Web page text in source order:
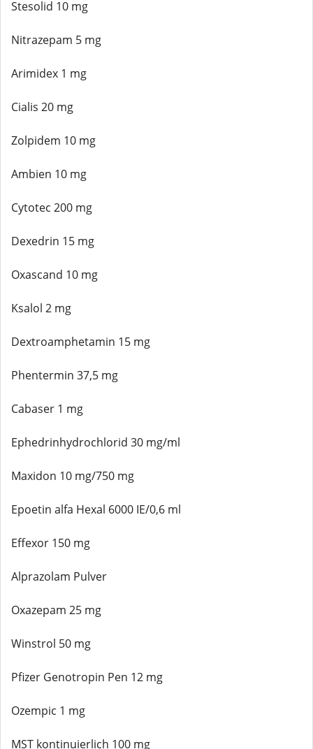
Stesolid 10 mg
Nitrazepam 5 mg
Arimidex 1 mg
Cialis 20 mg
Zolpidem 10 mg
Ambien 10 mg
Cytotec 200 mg
Dexedrin 15 mg
Oxascand 10 mg
Ksalol 2 mg
Dextroamphetamin 15 mg
Phentermin 37,5 mg
Cabaser 1 mg
Ephedrinhydrochlorid 30 mg/ml
Maxidon 10 mg/750 mg
Epoetin alfa Hexal 6000 IE/0,6 ml
Effexor 150 mg
Alprazolam Pulver
Oxazepam 25 mg
Winstrol 50 mg
Pfizer Genotropin Pen 12 mg
Ozempic 1 mg
MST kontinuierlich 100 mg